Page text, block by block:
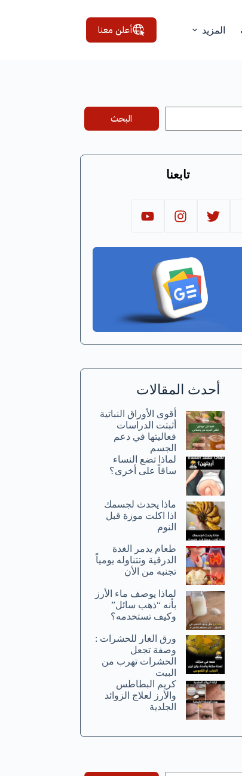
المزيد أعلن معنا
البحث
تابعنا
أحدث المقالات
أقوى الأوراق النباتية
أثبتت الدراسات
فعاليتها في دعم
الجسم
لماذا تضع النساء
ساقاً على أخرى؟
ماذا يحدث لجسمك
اذا اكلت موزة قبل
النوم
طعام يدمر الغدة
الدرقية وتتناوله يومياً
تجنبه من الأن
لماذا يوصف ماء الأرز
بأنه “ذهب سائل”
وكيف تستخدمه؟
ورق الغار للحشرات :
وصفة تجعل
الحشرات تهرب من
البيت
كريم البطاطس
والأرز لعلاج الزوائد
الجلدية